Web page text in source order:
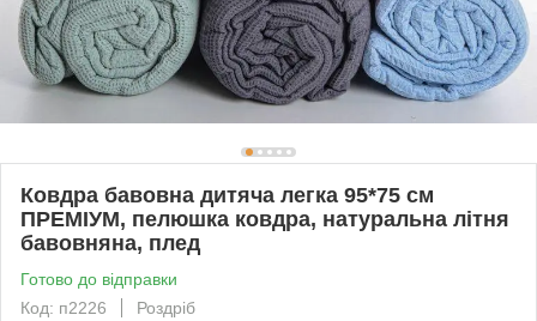
Ковдра бавовна дитяча легка 95*75 см
ПРЕМІУМ, пелюшка ковдра, натуральна літня
бавовняна, плед
Готово до відправки
Код: п2226
Роздріб